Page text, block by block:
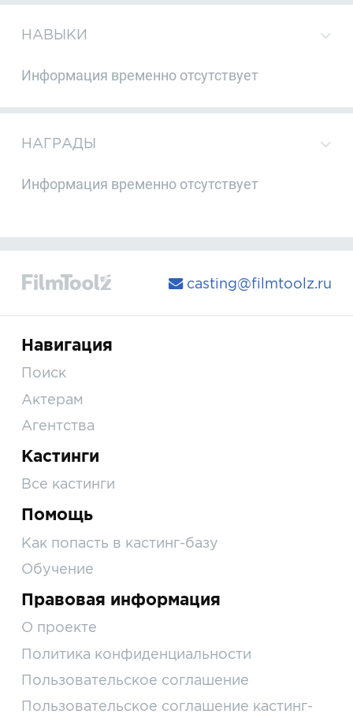
НАВЫКИ
Информация временно отсутствует
НАГРАДЫ
Информация временно отсутствует
casting@filmtoolz.ru
Навигация
Поиск
Актерам
Агентства
Кастинги
Все кастинги
Помощь
Как попасть в кастинг-базу
Обучение
Правовая информация
О проекте
Политика конфиденциальности
Пользовательское соглашение
Пользовательское соглашение кастинг-